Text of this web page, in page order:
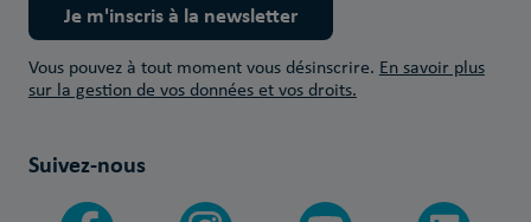
Je m'inscris à la newsletter
Vous pouvez à tout moment vous désinscrire. En savoir plus
sur la gestion de vos données et vos droits.
Suivez-nous